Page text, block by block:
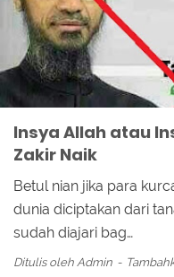
Insya Allah atau
Zakir Naik
Betul nian jika para
dunia diciptakan dari
sudah diajari bag…
Ditulis oleh Admin